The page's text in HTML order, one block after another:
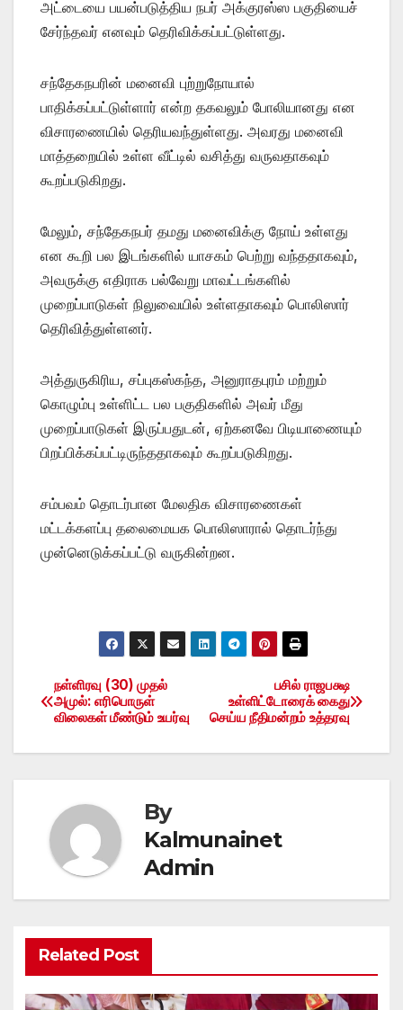
அட்டையை பயன்படுத்திய நபர் அக்குரஸ்ஸ பகுதியைச்
சேர்ந்தவர் எனவும் தெரிவிக்கப்பட்டுள்ளது.
சந்தேகநபரின் மனைவி புற்றுநோயால்
பாதிக்கப்பட்டுள்ளார் என்ற தகவலும் போலியானது என
விசாரணையில் தெரியவந்துள்ளது. அவரது மனைவி
மாத்தறையில் உள்ள வீட்டில் வசித்து வருவதாகவும்
கூறப்படுகிறது.
மேலும், சந்தேகநபர் தமது மனைவிக்கு நோய் உள்ளது
என கூறி பல இடங்களில் யாசகம் பெற்று வந்ததாகவும்,
அவருக்கு எதிராக பல்வேறு மாவட்டங்களில்
முறைப்பாடுகள் நிலுவையில் உள்ளதாகவும் பொலிஸார்
தெரிவித்துள்ளனர்.
அத்துருகிரிய, சப்புகஸ்கந்த, அனுராதபுரம் மற்றும்
கொழும்பு உள்ளிட்ட பல பகுதிகளில் அவர் மீது
முறைப்பாடுகள் இருப்பதுடன், ஏற்கனவே பிடியாணையும்
பிறப்பிக்கப்பட்டிருந்ததாகவும் கூறப்படுகிறது.
சம்பவம் தொடர்பான மேலதிக விசாரணைகள்
மட்டக்களப்பு தலைமையக பொலிஸாரால் தொடர்ந்து
முன்னெடுக்கப்பட்டு வருகின்றன.
Post
navigation
பசில் ராஜபக்ஷ
உள்ளிட்டோரைக் கைது
செய்ய நீதிமன்றம் உத்தரவு
நள்ளிரவு (30) முதல்
அமுல்: எரிபொருள்
விலைகள் மீண்டும் உயர்வு
By
Kalmunainet
Admin
Related Post